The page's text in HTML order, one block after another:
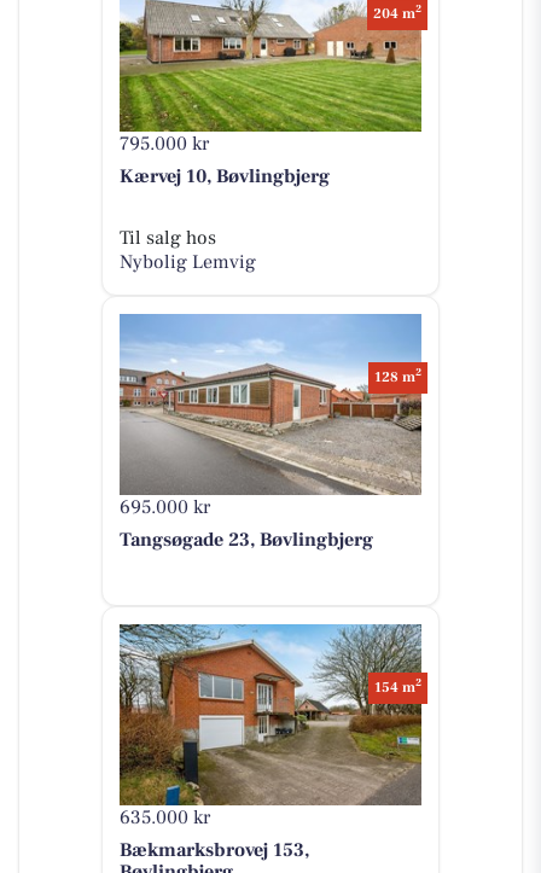
795.000 kr
204 m2
Kærvej 10, Bøvlingbjerg
Til salg hos
Nybolig Lemvig
695.000 kr
128 m2
Tangsøgade 23, Bøvlingbjerg
635.000 kr
154 m2
Bækmarksbrovej 153,